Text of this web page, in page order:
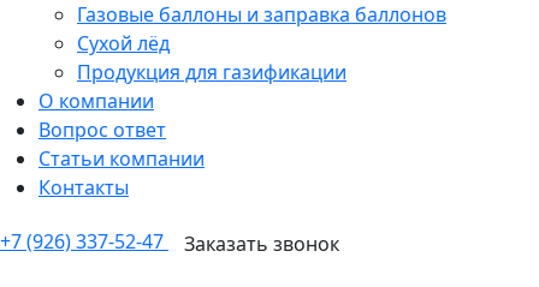
Газовые баллоны и заправка баллонов
Сухой лёд
Продукция для газификации
О компании
Вопрос ответ
Статьи компании
Контакты
+7 (926) 337-52-47 Заказать звонок